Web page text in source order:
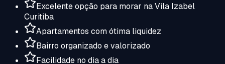
Excelente opção para morar na Vila Izabel
Curitiba
Apartamentos com ótima liquidez
Bairro organizado e valorizado
Facilidade no dia a dia